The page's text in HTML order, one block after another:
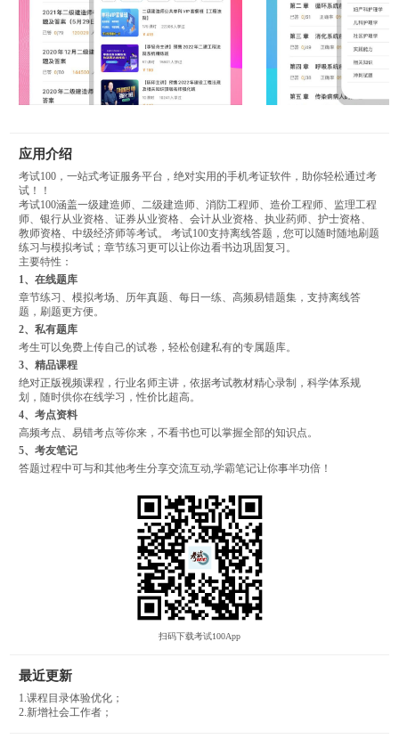
应用介绍
考试100，一站式考证服务平台，绝对实用的手机考证软件，助你轻松通过考
试！！
考试100涵盖一级建造师、二级建造师、消防工程师、造价工程师、监理工程
师、银行从业资格、证券从业资格、会计从业资格、执业药师、护士资格、
教师资格、中级经济师等考试。 考试100支持离线答题，您可以随时随地刷题
练习与模拟考试；章节练习更可以让你边看书边巩固复习。
主要特性：
1、在线题库
章节练习、模拟考场、历年真题、每日一练、高频易错题集，支持离线答
题，刷题更方便。
2、私有题库
考生可以免费上传自己的试卷，轻松创建私有的专属题库。
3、精品课程
绝对正版视频课程，行业名师主讲，依据考试教材精心录制，科学体系规
划，随时供你在线学习，性价比超高。
4、考点资料
高频考点、易错考点等你来，不看书也可以掌握全部的知识点。
5、考友笔记
答题过程中可与和其他考生分享交流互动,学霸笔记让你事半功倍！
扫码下载考试100App
最近更新
1.课程目录体验优化；
2.新增社会工作者；